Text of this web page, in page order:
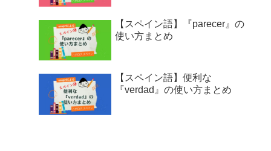
【スペイン語】『parecer』の
使い方まとめ
【スペイン語】便利な
『verdad』の使い方まとめ